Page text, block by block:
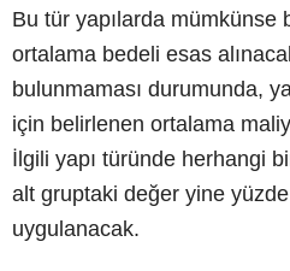
Bu tür yapılarda mümkünse
ortalama bedeli esas
bulunmaması durumunda,
için belirlenen ortalama
İlgili yapı türünde herhangi
alt gruptaki değer yine yüzde
uygulanacak.